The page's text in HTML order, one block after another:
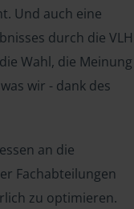
Und auch eine
durch die VLH
Wahl, die Meinung
wir - dank des
an die
Fachabteilungen
zu optimieren.